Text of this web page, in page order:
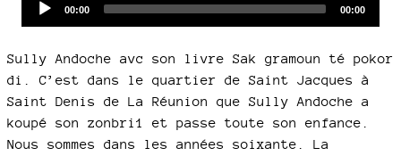
Current
00:00
Total
00:00
Sully Andoche avc son livre Sak gramoun té pokor
di. C’est dans le quartier de Saint Jacques à
Saint Denis de La Réunion que Sully Andoche a
koupé son zonbri1 et passe toute son enfance.
Nous sommes dans les années soixante. La